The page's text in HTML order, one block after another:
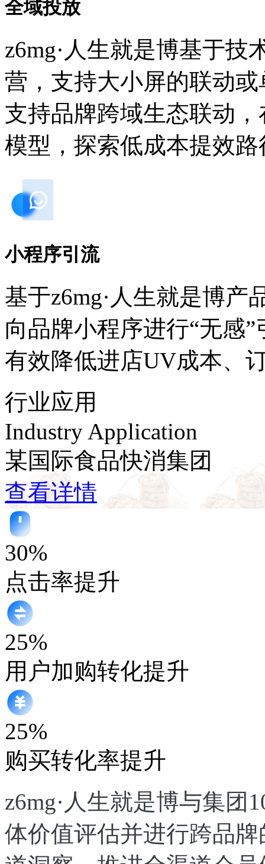
全域投放
z6mg·人生就是博基于技
营，支持大小屏的联动
支持品牌跨域生态联动
模型，探索低成本提效
小程序引流
基于z6mg·人生就是博产
向品牌小程序进行“无感”引
有效降低进店UV成本
行业应用
Industry Application
某国际食品快消集团
查看详情
30%
点击率提升
25%
用户加购转化提升
25%
购买转化率提升
z6mg·人生就是博与集团
体价值评估并进行跨品牌